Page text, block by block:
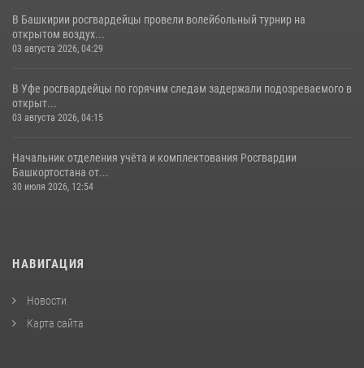
В Башкирии росгвардейцы провели волейбольный турнир на
открытом воздух...
03 августа 2026, 04:29
В Уфе росгвардейцы по горячим следам задержали подозреваемого в
открыт...
03 августа 2026, 04:15
Начальник отделения учёта и комплектования Росгвардии
Башкортостана от...
30 июля 2026, 12:54
НАВИГАЦИЯ
Новости
Карта сайта